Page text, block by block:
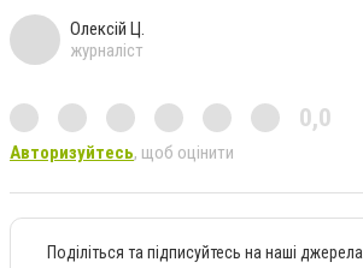
Олексій Ц.
журналіст
0,0
Авторизуйтесь, щоб оцінити
Поділіться та підписуйтесь на наші джерела